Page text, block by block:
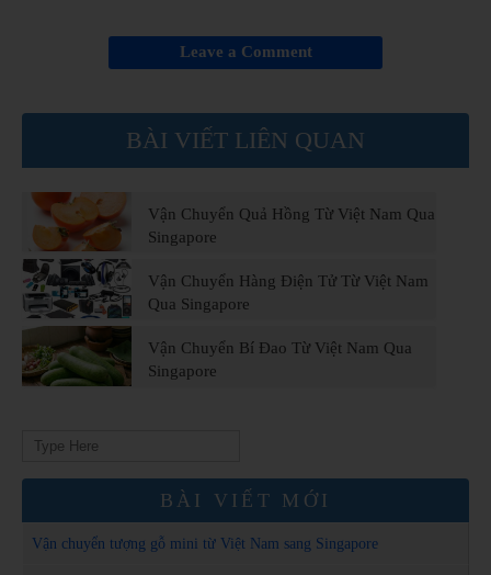
Leave a Comment
BÀI VIẾT LIÊN QUAN
Vận Chuyển Quả Hồng Từ Việt Nam Qua
Singapore
Vận Chuyển Hàng Điện Tử Từ Việt Nam
Qua Singapore
Vận Chuyển Bí Đao Từ Việt Nam Qua
Singapore
Search
BÀI VIẾT MỚI
Vận chuyển tượng gỗ mini từ Việt Nam sang Singapore